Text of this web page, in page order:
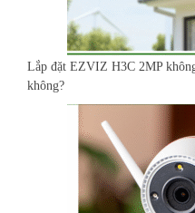
Lắp đặt EZVIZ H3C 2MP
không?